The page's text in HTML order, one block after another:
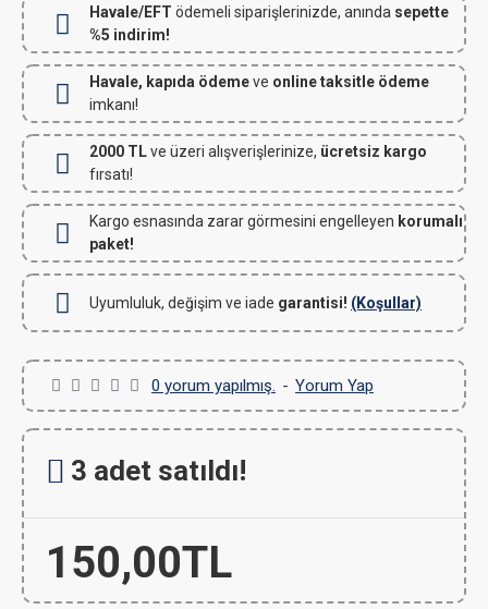
Havale/EFT ödemeli siparişlerinizde, anında sepette
%5 indirim!
Havale, kapıda ödemeve online taksitle ödeme
imkanı!
2000 TLve üzeri alışverişlerinize, ücretsiz kargo
fırsatı!
Kargo esnasında zarar görmesini engelleyen korumalı
paket!
Uyumluluk, değişim ve iade garantisi! (Koşullar)
0 yorum yapılmış. - Yorum Yap
150,00TL
3 adet satıldı!